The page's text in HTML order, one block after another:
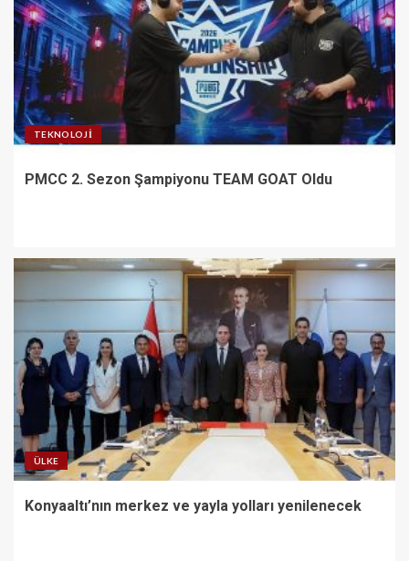
TEKNOLOJI
PMCC 2. Sezon Şampiyonu TEAM GOAT Oldu
ÜLKE
Konyaaltı’nın merkez ve yayla yolları yenilenecek